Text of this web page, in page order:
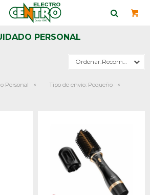
PERSONAL
Recomendados
Personal Tipo de envío: Pequeño